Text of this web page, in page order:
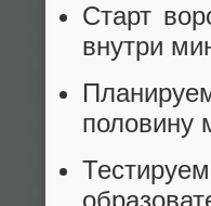
Старт
внутри
половину